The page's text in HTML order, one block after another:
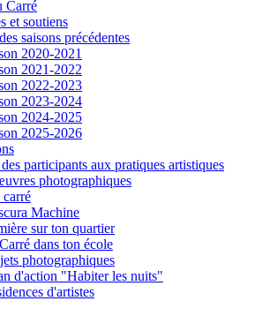
Carré
et soutiens
saisons précédentes
2020-2021
2021-2022
2022-2023
2023-2024
2024-2025
2025-2026
participants aux pratiques artistiques
photographiques
carré
Machine
sur ton quartier
dans ton école
photographiques
d'action "Habiter les nuits"
d'artistes